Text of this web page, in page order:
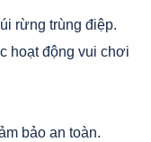
rừng trùng điệp.
hoạt động vui chơi
bảo an toàn.